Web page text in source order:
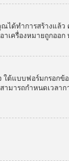
ทำการสร้างแล้
ครื่องหมายถูกออ
แบบฟอร์มกรอก
มารถกำหนดเวล